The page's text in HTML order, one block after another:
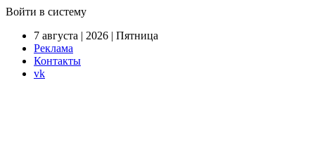
Войти в систему
7 августа | 2026 | Пятница
Реклама
Контакты
vk